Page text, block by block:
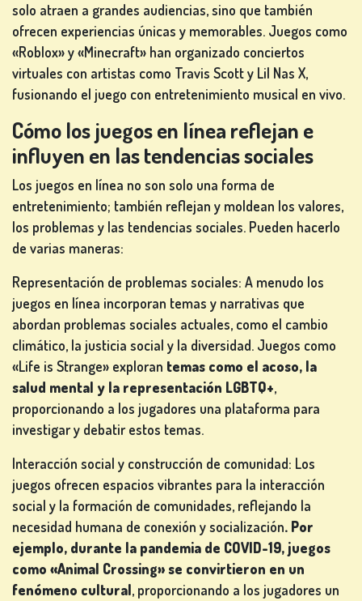
solo atraen a grandes audiencias, sino que también
ofrecen experiencias únicas y memorables. Juegos como
«Roblox» y «Minecraft» han organizado conciertos
virtuales con artistas como Travis Scott y Lil Nas X,
fusionando el juego con entretenimiento musical en vivo.
Cómo los juegos en línea reflejan e
influyen en las tendencias sociales
Los juegos en línea no son solo una forma de
entretenimiento; también reflejan y moldean los valores,
los problemas y las tendencias sociales. Pueden hacerlo
de varias maneras:
Representación de problemas sociales: A menudo los
juegos en línea incorporan temas y narrativas que
abordan problemas sociales actuales, como el cambio
climático, la justicia social y la diversidad. Juegos como
«Life is Strange» exploran temas como el acoso, la
salud mental y la representación LGBTQ+,
proporcionando a los jugadores una plataforma para
investigar y debatir estos temas.
Interacción social y construcción de comunidad: Los
juegos ofrecen espacios vibrantes para la interacción
social y la formación de comunidades, reflejando la
necesidad humana de conexión y socialización. Por
ejemplo, durante la pandemia de COVID-19, juegos
como «Animal Crossing» se convirtieron en un
fenómeno cultural, proporcionando a los jugadores un